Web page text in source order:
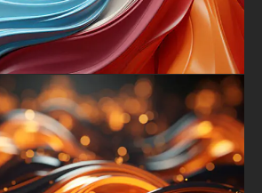
« Symphonie des Sphères » puisse
numérique que vous habitez, elle a été
optimisée pour une gamme universelle
Pour votre ordinateur de bureau
utilisiez un Apple MacBook, un Dell
ou un puissant ordinateur de jeu Asus,
Ultra HD 4K insufflera à votre espace
d'énergie sophistiquée et d'inspiration
un écran vierge par une fenêtre sur ce
specially crafted portrait-oriented
harmonious balance is
iPhone, Samsung Galaxy, Google